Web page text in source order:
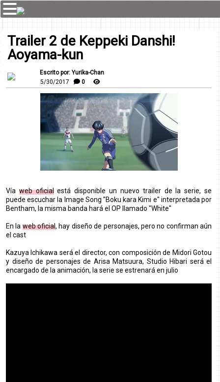
Trailer 2 de Keppeki Danshi!
Aoyama-kun
Escrito por: Yurika-Chan
5/30/2017
0
Vía web oficialestá disponible un nuevo trailer de la serie, se
puede escuchar la Image Song "Boku kara Kimi e" interpretada por
Bentham, la misma banda hará el OP llamado "White"
En la web oficial, hay diseño de personajes, pero no confirman aún
el cast
Kazuya Ichikawa será el director, con composición de Midori Gotou
y diseño de personajes de Arisa Matsuura, Studio Hibari será el
encargado de la animación, la serie se estrenará en julio